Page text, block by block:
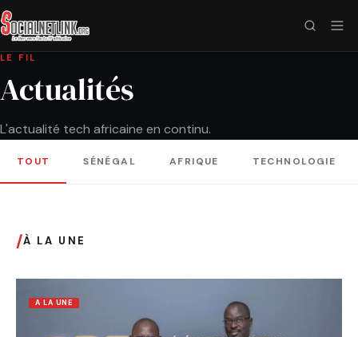
LE FIL
Actualités
L'actualité tech africaine en continu.
TOUT SÉNÉGAL AFRIQUE TECHNOLOGIE
/À LA UNE
A LA UNE